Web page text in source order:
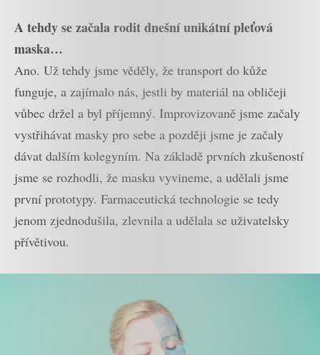
A tehdy se začala rodit dnešní unikátní pleťová
maska…
Ano. Už tehdy jsme věděly, že transport do kůže
funguje, a zajímalo nás, jestli by materiál na obličeji
vůbec držel a byl příjemný. Improvizovaně jsme začaly
vystřihávat masky pro sebe a později jsme je začaly
dávat dalším kolegyním. Na základě prvních zkušeností
jsme se rozhodli, že masku vyvineme, a udělali jsme
první prototypy. Farmaceutická technologie se tedy
jenom zjednodušila, zlevnila a udělala se uživatelsky
přívětivou.